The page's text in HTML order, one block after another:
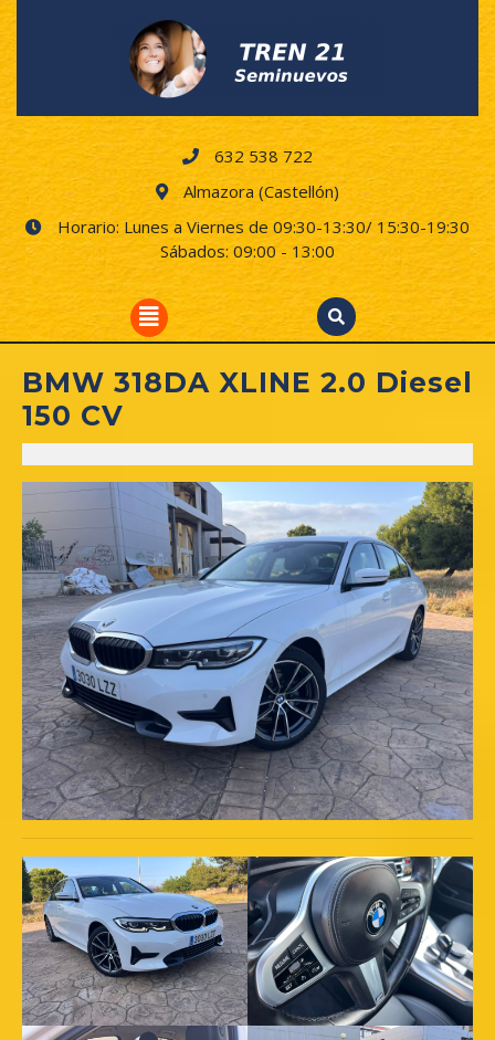
632 538 722
Almazora (Castellón)
Horario: Lunes a Viernes de 09:30-13:30/ 15:30-19:30
Sábados: 09:00 - 13:00
Open
Button
BMW 318DA XLINE 2.0 Diesel
150 CV